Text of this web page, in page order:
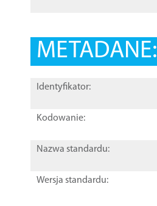
METADANE:
Identyfikator:
Kodowanie:
Nazwa standardu:
Wersja standardu: